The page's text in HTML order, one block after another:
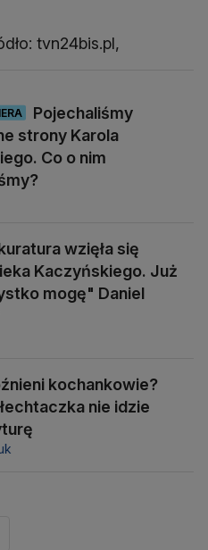
tvn24bis.pl,
Pojechaliśmy
strony Karola
Co o nim
wzięła się
Kaczyńskiego. Już
mogę" Daniel
kochankowie?
nie idzie